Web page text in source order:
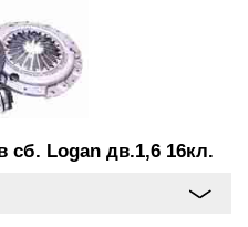
сб. Logan дв.1,6 16кл.